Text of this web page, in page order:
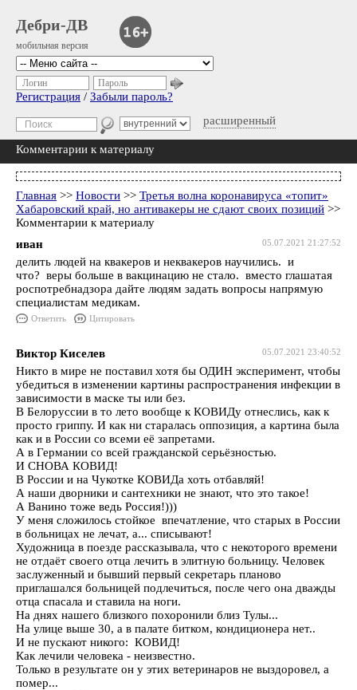
Дебри-ДВ
мобильная версия
расширенный
Логин Пароль
Регистрация / Забыли пароль?
Комментарии к материалу
Главная >> Новости >> Третья волна коронавируса «топит»
Хабаровский край, но антивакеры не сдают своих позиций >>
Комментарии к материалу
05.07.2021 21:27:52
иван
делить людей на квакеров и неквакеров научились. и
что? веры больше в вакцинацию не стало. вместо глашатая
роспотребнадзора дайте людям задать вопросы напрямую
специалистам медикам.
Ответить Цитировать
05.07.2021 23:40:52
Виктор Киселев
Никто в мире не поставил хотя бы ОДИН эксперимент, чтобы
убедиться в изменении картины распространения инфекции в
зависимости в маске ты или без.
В Белоруссии в то лето вообще к КОВИДу отнеслись, как к
просто гриппу. И как ни старалась оппозиция, а картина была
как и в России со всеми её запретами.
А в Германии со всей гражданской серьёзностью.
И СНОВА КОВИД!
В России и на Чукотке КОВИДа хоть отбавляй!
А наши дворники и сантехники не знают, что это такое!
А Ванино тоже ведь Россия!)))
У меня сложилось стойкое впечатление, что старых в России
в больницах не лечат, а... списывают!
Художница в поезде рассказывала, что с некоторого времени
не отдаёт своего отца лечить в элитную больницу. Человек
заслуженный и бывший первый секретарь планово
приглашался больницей подлечиться, после чего она дважды
отца спасала и ставила на ноги.
На днях нашего близкого похоронили близ Тулы...
На улице выше 30, а в палате битком, кондиционера нет..
И не пускают никого: КОВИД!
Как лечили человека - неизвестно.
Только в результате он у этих ветеринаров не выздоровел, а
помер...